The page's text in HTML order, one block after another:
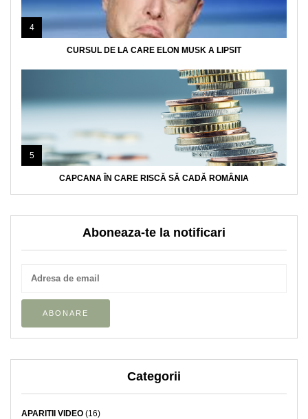
4
CURSUL DE LA CARE ELON MUSK A LIPSIT
5
CAPCANA ÎN CARE RISCĂ SĂ CADĂ ROMÂNIA
Aboneaza-te la notificari
Categorii
APARITII VIDEO (16)